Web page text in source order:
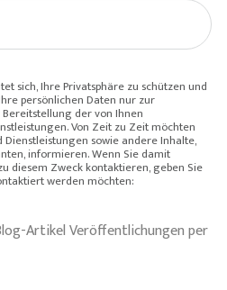
sich, Ihre Privatsphäre zu schützen und
persönlichen Daten nur zur
der von Ihnen
Von Zeit zu Zeit möchten
sowie andere Inhalte,
informieren. Wenn Sie damit
diesem Zweck kontaktieren, geben Sie
werden möchten:
Artikel Veröffentlichungen per